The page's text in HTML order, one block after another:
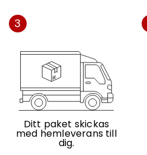
3
Ditt paket skickas
med hemleverans till
dig.